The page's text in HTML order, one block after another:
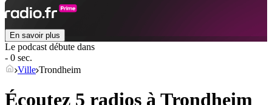
En savoir plus
Le podcast débute dans
- 0 sec.
Ville Trondheim
Écoutez 5 radios à Trondheim